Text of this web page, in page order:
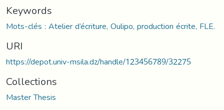
Keywords
Mots-clés : Atelier d’écriture, Oulipo, production écrite, FLE.
URI
https://depot.univ-msila.dz/handle/123456789/32275
Collections
Master Thesis